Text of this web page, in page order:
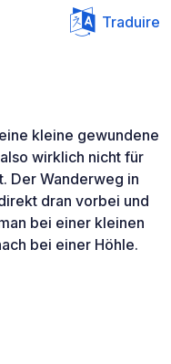
Traduire
kleine gewundene
wirklich nicht für
Der Wanderweg in
dran vorbei und
bei einer kleinen
bei einer Höhle.